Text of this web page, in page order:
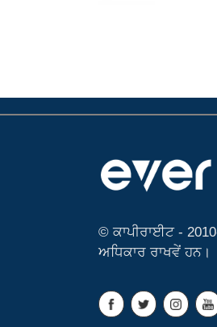
© ਕਾਪੀਰਾਈਟ -
ਅਧਿਕਾਰ ਰਾਖਵੇਂ ਹਨ।